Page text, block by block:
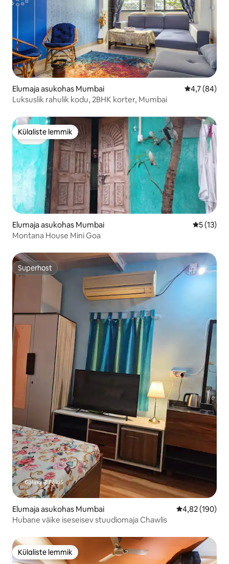
Elumaja asukohas Mumbai Keskmine
4,7 (84)
Luksuslik rahulik kodu, 2BHK korter, Mumbai
Külaliste lemmik
Külaliste lemmik
Elumaja asukohas Mumbai
5 (13)
Montana House Mini Goa
Superhost
Superhost
Elumaja asukohas Mumbai Keskmine
4,82 (190)
Hubane väike iseseisev stuudiomaja Chawlis
Külaliste lemmik
Külaliste lemmik